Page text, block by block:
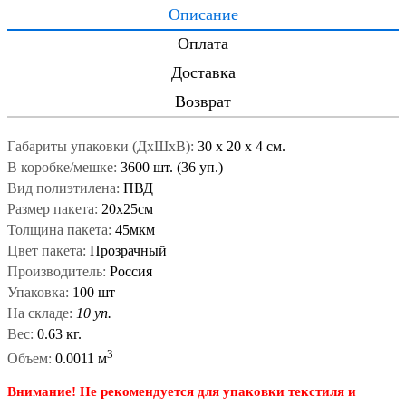
Описание
Оплата
Доставка
Возврат
Габариты упаковки (ДxШxВ): 30 x 20 x 4 см.
В коробке/мешке: 3600 шт. (36 уп.)
Вид полиэтилена: ПВД
Размер пакета: 20x25см
Толщина пакета: 45мкм
Цвет пакета: Прозрачный
Производитель: Россия
Упаковка: 100 шт
На складе: 10 уп.
Вес: 0.63 кг.
Объем: 0.0011 м3
Внимание! Не рекомендуется для упаковки текстиля и